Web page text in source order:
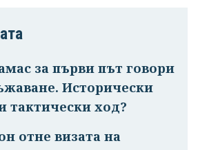
за първи път говори
Исторически
тактически ход?
отне визата на